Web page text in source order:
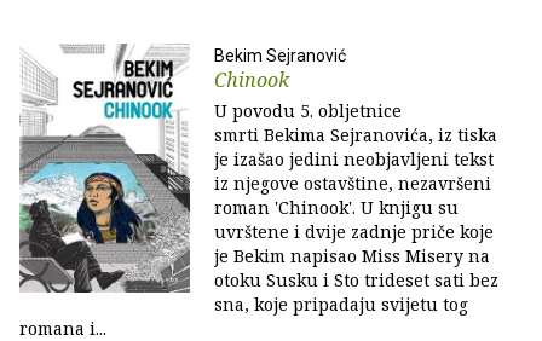
Bekim Sejranović
Chinook
U povodu 5. obljetnice
smrti Bekima Sejranovića, iz tiska
je izašao jedini neobjavljeni tekst
iz njegove ostavštine, nezavršeni
roman 'Chinook'. U knjigu su
uvrštene i dvije zadnje priče koje
je Bekim napisao Miss Misery na
otoku Susku i Sto trideset sati bez
sna, koje pripadaju svijetu tog
romana i...